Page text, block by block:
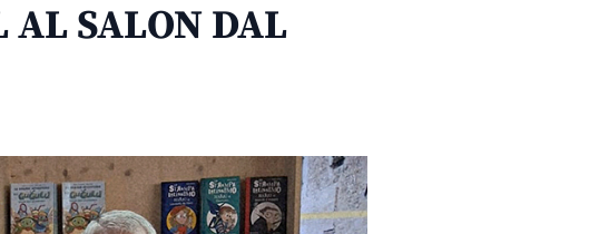
SALON DAL